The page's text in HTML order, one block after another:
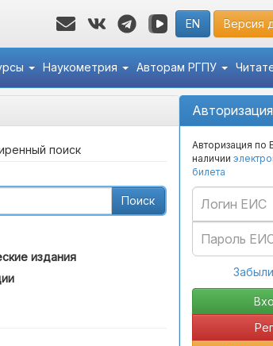
EN Версия
Наукометрия Авторам РГПУ
Авторизация по
наличии
билета
поиск
Поиск
издания